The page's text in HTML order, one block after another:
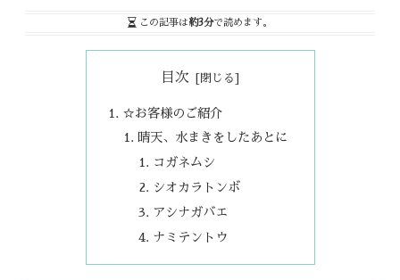
この記事は約3分で読めます。
目次
☆お客様のご紹介
晴天、水まきをしたあとに
コガネムシ
シオカラトンボ
アシナガバエ
ナミテントウ